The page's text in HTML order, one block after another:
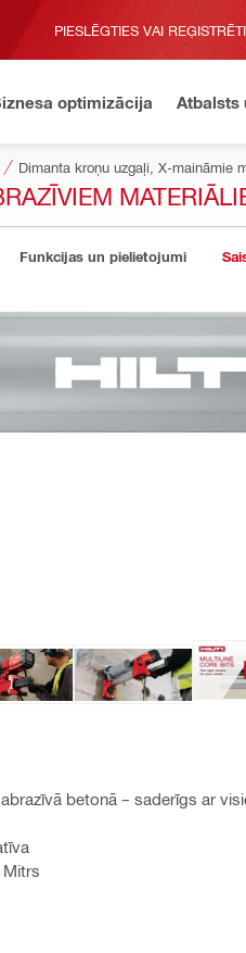
PIESLĒGTIES VAI
optimizācija Atbalsts
Dimanta kroņu uzgaļi, X-maināmie
Funkcijas un pielietojumi
betonā – saderīgs ar